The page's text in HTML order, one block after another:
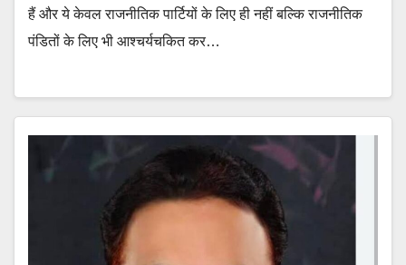
हैं और ये केवल राजनीतिक पार्टियों के लिए ही नहीं बल्कि राजनीतिक
पंडितों के लिए भी आश्चर्यचकित कर…